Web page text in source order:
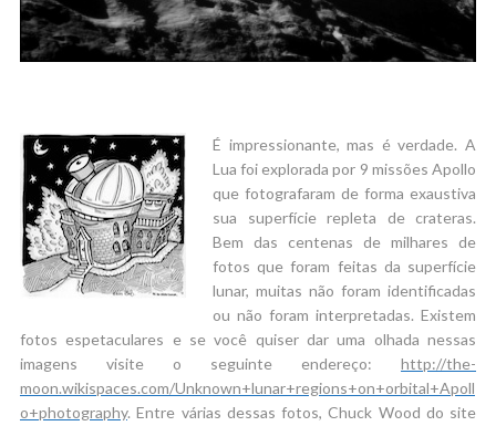
É impressionante, mas é verdade. A
Lua foi explorada por 9 missões Apollo
que fotografaram de forma exaustiva
sua superfície repleta de crateras.
Bem das centenas de milhares de
fotos que foram feitas da superfície
lunar, muitas não foram identificadas
ou não foram interpretadas. Existem
fotos espetaculares e se você quiser dar uma olhada nessas
imagens visite o seguinte endereço: http://the-
moon.wikispaces.com/Unknown+lunar+regions+on+orbital+Apoll
o+photography. Entre várias dessas fotos, Chuck Wood do site